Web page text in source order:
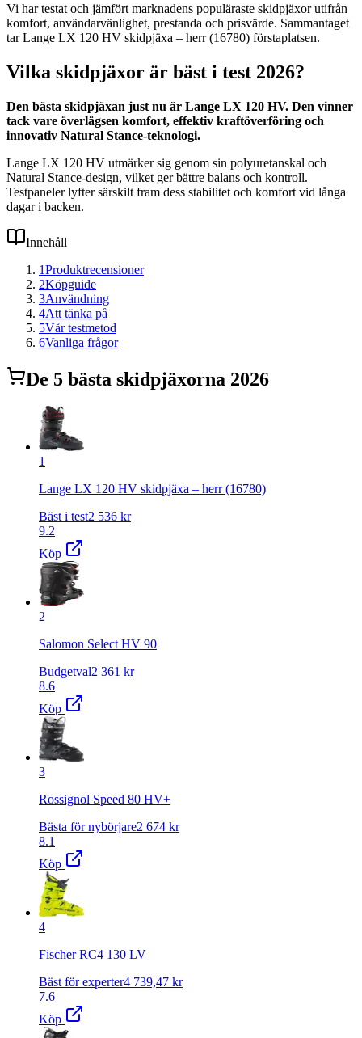
Vi har testat och jämfört marknadens populäraste skidpjäxor utifrån
komfort, användarvänlighet, prestanda och prisvärde. Sammantaget
tar Lange LX 120 HV skidpjäxa – herr (16780) förstaplatsen.
Vilka skidpjäxor är bäst i test 2026?
Den bästa skidpjäxan just nu är Lange LX 120 HV. Den vinner
tack vare överlägsen komfort, effektiv kraftöverföring och
innovativ Natural Stance-teknologi.
Lange LX 120 HV utmärker sig genom sin polyuretanskal och
Natural Stance-design, vilket ger bättre balans och kontroll.
Testpaneler lyfter särskilt fram dess stabilitet och komfort vid långa
dagar i backen.
Innehåll
1Produktrecensioner
2Köpguide
3Användning
4Att tänka på
5Vår testmetod
6Vanliga frågor
De 5 bästa skidpjäxorna 2026
1
Lange LX 120 HV skidpjäxa – herr (16780)
Bäst i test2 536 kr
9.2
Köp
2
Salomon Select HV 90
Budgetval2 361 kr
8.6
Köp
3
Rossignol Speed 80 HV+
Bästa för nybörjare2 674 kr
8.1
Köp
4
Fischer RC4 130 LV
Bäst för experter4 739,47 kr
7.6
Köp